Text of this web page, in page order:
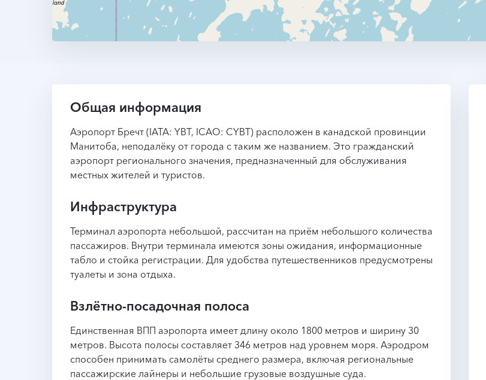
Общая информация
Аэропорт Бречт (IATA: YBT, ICAO: CYBT) расположен в канадской провинции
Манитоба, неподалёку от города с таким же названием. Это гражданский
аэропорт регионального значения, предназначенный для обслуживания
местных жителей и туристов.
Инфраструктура
Терминал аэропорта небольшой, рассчитан на приём небольшого количества
пассажиров. Внутри терминала имеются зоны ожидания, информационные
табло и стойка регистрации. Для удобства путешественников предусмотрены
туалеты и зона отдыха.
Взлётно-посадочная полоса
Единственная ВПП аэропорта имеет длину около 1800 метров и ширину 30
метров. Высота полосы составляет 346 метров над уровнем моря. Аэродром
способен принимать самолёты среднего размера, включая региональные
пассажирские лайнеры и небольшие грузовые воздушные суда.